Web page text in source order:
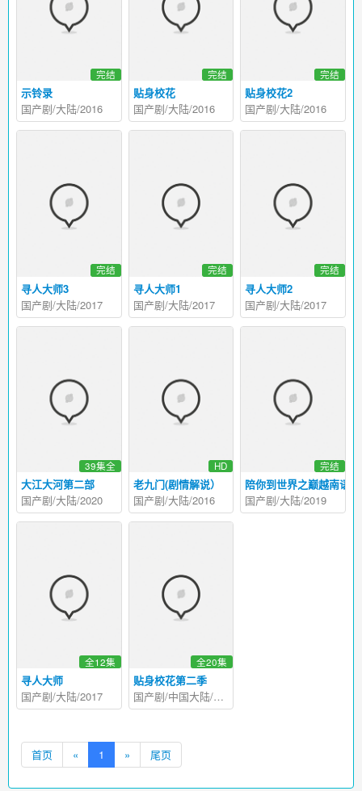
示铃录
完结
国产剧/大陆/2016
贴身校花
完结
国产剧/大陆/2016
贴身校花2
完结
国产剧/大陆/2016
寻人大师3
完结
国产剧/大陆/2017
寻人大师1
完结
国产剧/大陆/2017
寻人大师2
完结
国产剧/大陆/2017
大江大河第二部
39集全
国产剧/大陆/2020
老九门(剧情解说）
HD
国产剧/大陆/2016
陪你到世界之巅越南语版
完结
国产剧/大陆/2019
寻人大师
全12集
国产剧/大陆/2017
贴身校花第二季
全20集
国产剧/中国大陆/2016
首页 « 1 » 尾页